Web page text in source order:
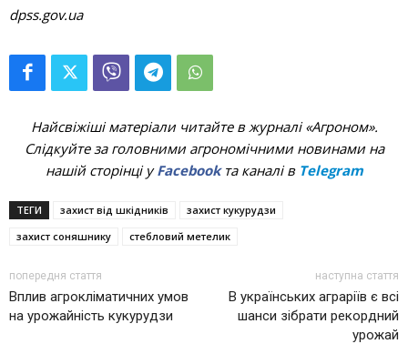
dpss.gov.ua
Найсвіжіші матеріали читайте в журналі «Агроном».
Слідкуйте за головними агрономічними новинами на
нашій сторінці уFacebookта каналі в Telegram
ТЕГИ захист від шкідників
захист кукурудзи
захист соняшнику
стебловий метелик
попередня стаття
Вплив агрокліматичних умов
на урожайність кукурудзи
наступна стаття
В українських аграріїв є всі
шанси зібрати рекордний
урожай